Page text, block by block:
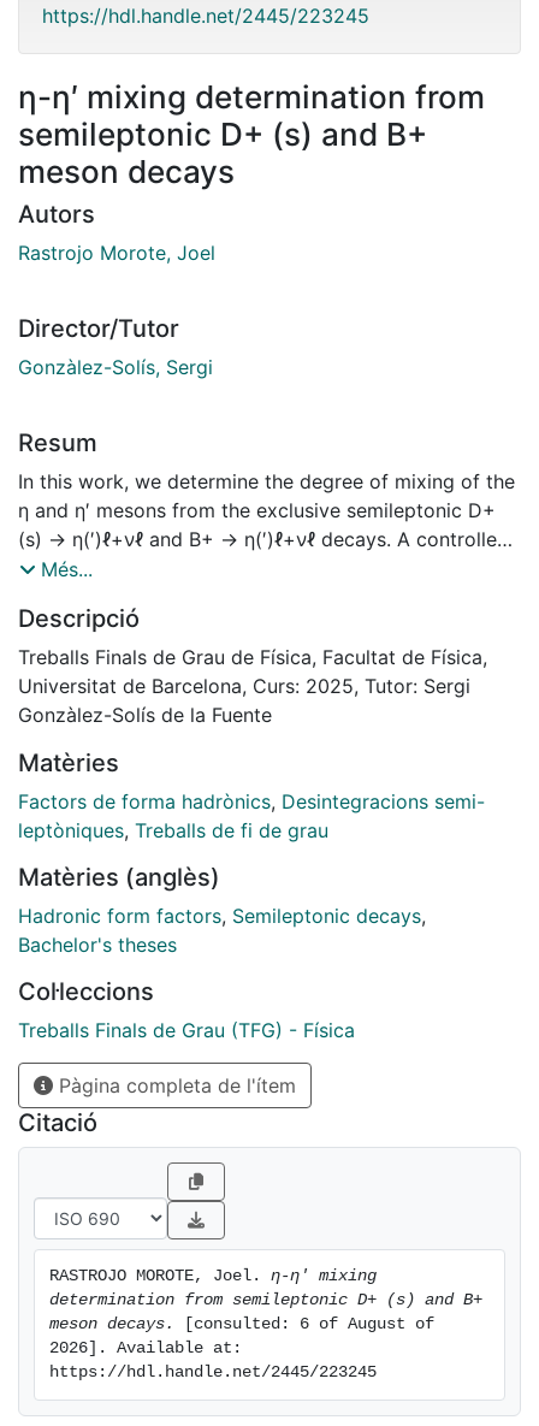
https://hdl.handle.net/2445/223245
η-η′ mixing determination from
semileptonic D+ (s) and B+
meson decays
Autors
Rastrojo Morote, Joel
Director/Tutor
Gonzàlez-Solís, Sergi
Resum
In this work, we determine the degree of mixing of the
η and η′ mesons from the exclusive semileptonic D+
(s) → η(′)ℓ+νℓ and B+ → η(′)ℓ+νℓ decays. A controlled
parametrization of the participating hadronic form
experimental measurements, has allowed us to
determine ϕ = 40.6(4.8)◦ and ϕ = 42.3(3.7)◦ from the
analyses of differential decay width distributions and
ratios of branching ratios, respectively. Our results are
the Lattice QCD Extended Twisted Mass
Collaboration, ϕ = 39.3(2.0)◦, and larger than the
naive estimate we calculate from Chiral
Més...
Descripció
Treballs Finals de Grau de Física, Facultat de Física,
Universitat de Barcelona, Curs: 2025, Tutor: Sergi
Gonzàlez-Solís de la Fuente
Matèries
Factors de forma hadrònics, Desintegracions semi-
leptòniques, Treballs de fi de grau
Matèries (anglès)
Hadronic form factors, Semileptonic decays,
Bachelor's theses
Col·leccions
Treballs Finals de Grau (TFG) - Física
Pàgina completa de l'ítem
Citació
RASTROJO MOROTE, Joel. η-η′ mixing
determination from semileptonic D+ (s) and B+
meson decays.
[consulted: 6 of August of
2026]. Available at:
https://hdl.handle.net/2445/223245